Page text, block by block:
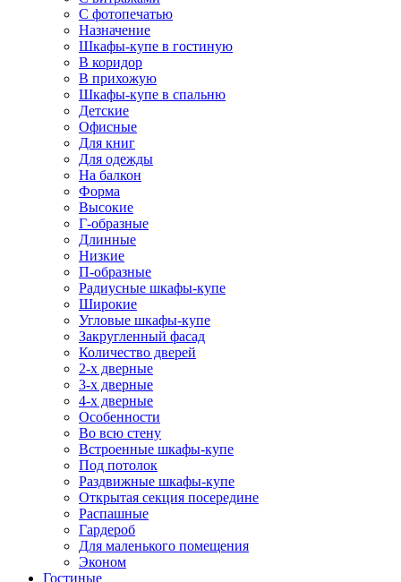
С фотопечатью
Назначение
Шкафы-купе в гостиную
В коридор
В прихожую
Шкафы-купе в спальню
Детские
Офисные
Для книг
Для одежды
На балкон
Форма
Высокие
Г-образные
Длинные
Низкие
П-образные
Радиусные шкафы-купе
Широкие
Угловые шкафы-купе
Закругленный фасад
Количество дверей
2-х дверные
3-х дверные
4-х дверные
Особенности
Во всю стену
Встроенные шкафы-купе
Под потолок
Раздвижные шкафы-купе
Открытая секция посередине
Распашные
Гардероб
Для маленького помещения
Эконом
Гостиные